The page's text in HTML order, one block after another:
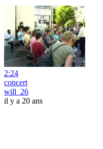
2:24
concert
will_26
il y a 20 ans